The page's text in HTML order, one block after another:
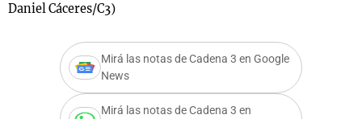
Daniel Cáceres/C3)
Mirá las notas de Cadena 3 en Google
News
Mirá las notas de Cadena 3 en